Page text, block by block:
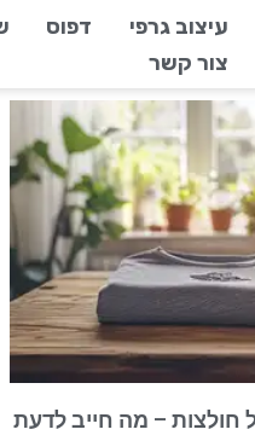
עיצוב גרפי דפוס
צור קשר
חולצות – מה חייב לדעת